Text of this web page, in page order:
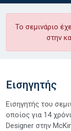
Το σεμινάριο
στην
Εισηγητής
Εισηγητής του
οποίος για 14
Designer στην